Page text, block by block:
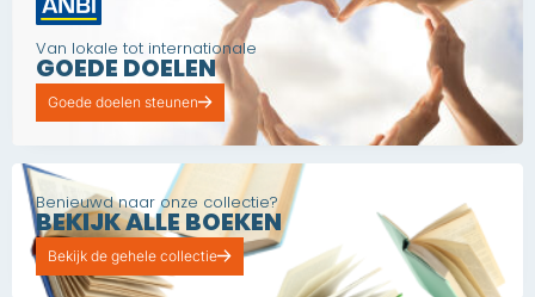
Van lokale tot internationale
GOEDE DOELEN
Goede doelen steunen
Benieuwd naar onze collectie?
BEKIJK ALLE BOEKEN
Bekijk de gehele collectie